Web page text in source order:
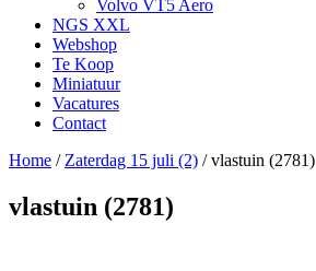
Volvo VT5 Aero
NGS XXL
Webshop
Te Koop
Miniatuur
Vacatures
Contact
Home / Zaterdag 15 juli (2) /vlastuin (2781)
vlastuin (2781)